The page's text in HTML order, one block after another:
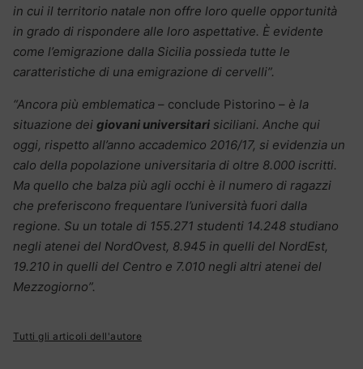
in cui il territorio natale non offre loro quelle opportunità
in grado di rispondere alle loro aspettative. È evidente
come l’emigrazione dalla Sicilia possieda tutte le
caratteristiche di una emigrazione di cervelli”.
“Ancora più emblematica – conclude Pistorino – è la
situazione dei giovani universitari siciliani. Anche qui
oggi, rispetto all’anno accademico 2016/17, si evidenzia un
calo della popolazione universitaria di oltre 8.000 iscritti.
Ma quello che balza più agli occhi è il numero di ragazzi
che preferiscono frequentare l’università fuori dalla
regione. Su un totale di 155.271 studenti 14.248 studiano
negli atenei del NordOvest, 8.945 in quelli del NordEst,
19.210 in quelli del Centro e 7.010 negli altri atenei del
Mezzogiorno”.
Tutti gli articoli dell'autore